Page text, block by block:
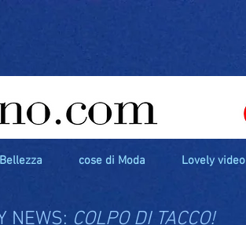
cose di Moda Lovely video
NEWS: COLPO DI TACCO!